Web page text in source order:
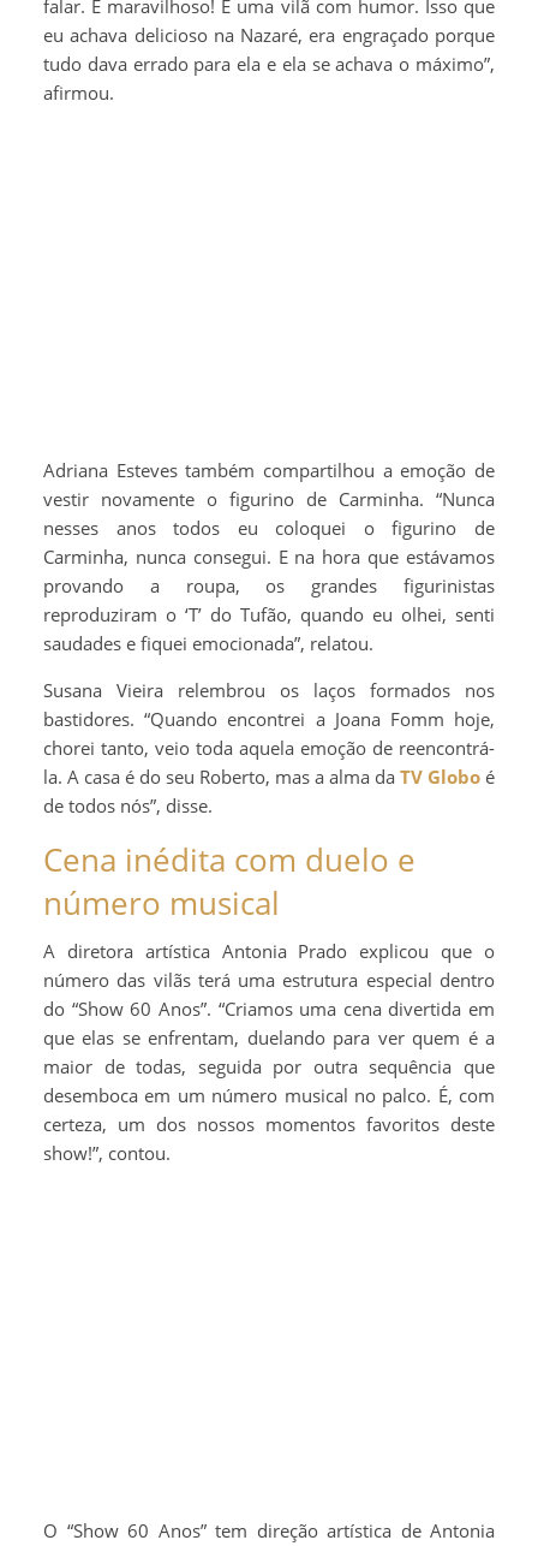
falar. É maravilhoso! É uma vilã com humor. Isso que
eu achava delicioso na Nazaré, era engraçado porque
tudo dava errado para ela e ela se achava o máximo”,
afirmou.
Adriana Esteves também compartilhou a emoção de
vestir novamente o figurino de Carminha. “Nunca
nesses anos todos eu coloquei o figurino de
Carminha, nunca consegui. E na hora que estávamos
provando a roupa, os grandes figurinistas
reproduziram o ‘T’ do Tufão, quando eu olhei, senti
saudades e fiquei emocionada”, relatou.
Susana Vieira relembrou os laços formados nos
bastidores. “Quando encontrei a Joana Fomm hoje,
chorei tanto, veio toda aquela emoção de reencontrá-
la. A casa é do seu Roberto, mas a alma da TV Globo é
de todos nós”, disse.
Cena inédita com duelo e
número musical
A diretora artística Antonia Prado explicou que o
número das vilãs terá uma estrutura especial dentro
do “Show 60 Anos”. “Criamos uma cena divertida em
que elas se enfrentam, duelando para ver quem é a
maior de todas, seguida por outra sequência que
desemboca em um número musical no palco. É, com
certeza, um dos nossos momentos favoritos deste
show!”, contou.
O “Show 60 Anos” tem direção artística de Antonia